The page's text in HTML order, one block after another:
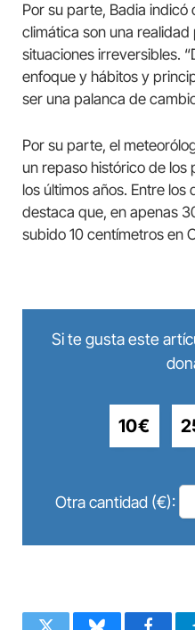
Por su parte, Badia indicó
climática son una
situaciones irreversibles.
enfoque y hábitos y
ser una palanca de
Por su parte, el
un repaso histórico de
los últimos años. Entre
destaca que, en apenas
subido 10 centímetros en
Si te gusta este
10€
Otra cantidad (€):